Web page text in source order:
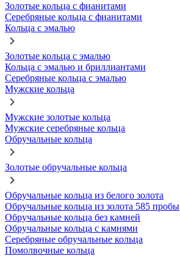
Золотые кольца с фианитами
Серебряные кольца с фианитами
Кольца с эмалью
Золотые кольца с эмалью
Кольца с эмалью и бриллиантами
Серебряные кольца с эмалью
Мужские кольца
Мужские золотые кольца
Мужские серебряные кольца
Обручальные кольца
Золотые обручальные кольца
Обручальные кольца из белого золота
Обручальные кольца из золота 585 пробы
Обручальные кольца без камней
Обручальные кольца с камнями
Серебряные обручальные кольца
Помолвочные кольца